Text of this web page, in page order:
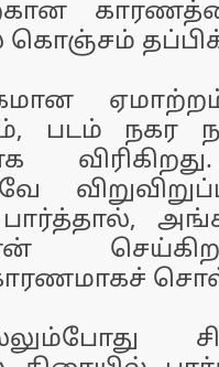
படம் நகர
பார்த்தால்,